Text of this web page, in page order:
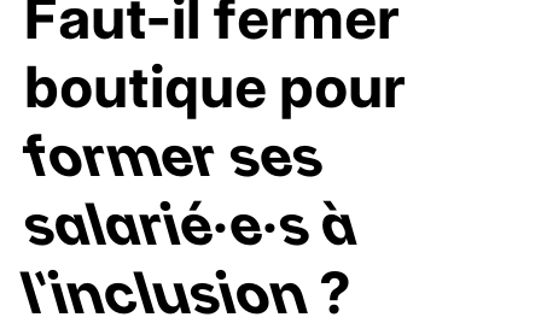
Faut-il fermer
boutique pour
former ses
salarié·e·s à
l’inclusion?